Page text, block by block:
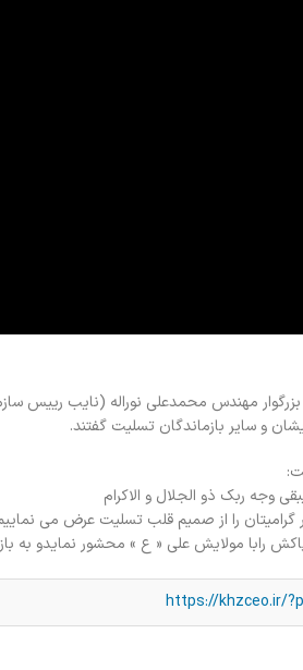
مهندس محمدعلی نوراله (نایب رییس
و سایر بازماندگان تسلیت گفتند.
وجه ربک ذو الجلال و الاکرام
را از صمیم قلب تسلیت عرض می
رابا مولایش علی « ع » محشور نمایدو به
https://khzceo.ir/